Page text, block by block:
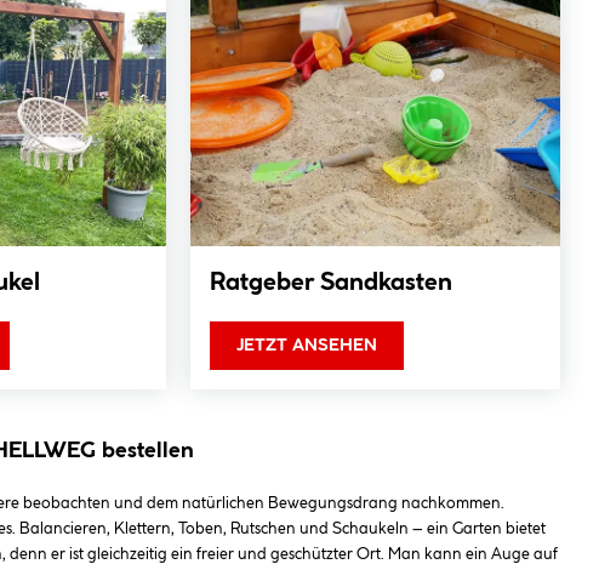
Ratgeber Sandkasten
JETZT ANSEHEN
bestellen
beobachten und dem natürlichen Bewegungsdrang nachkommen.
Balancieren, Klettern, Toben, Rutschen und Schaukeln – ein Garten bietet
er ist gleichzeitig ein freier und geschützter Ort. Man kann ein Auge auf